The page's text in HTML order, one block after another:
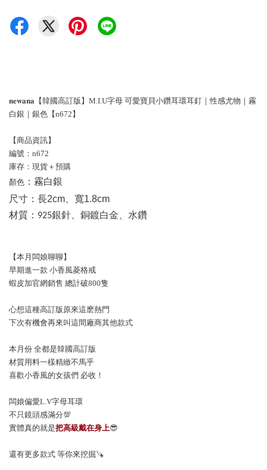
𝐧𝐞𝐰𝐚𝐧𝐚【韓國高訂版】M.I.U字母 可愛寶貝小鑽耳環耳釘｜性感尤物｜霧
白銀｜銀色【n672】
【商品資訊】
編號：n672
庫存：現貨＋預購
顏色 ： 霧白銀
尺寸： 長2cm、寬1.8cm
材質： 925銀針、銅鍍白金、水鑽
【本月闆娘聊聊】
早期進一款 小香風菱格戒
蝦皮加官網銷售 總計破800隻
心想這種高訂版原來這麽熱門
下次有機會再來叫這間廠商其他款式
本月份 全都是韓國高訂版
材質用料一樣精緻不馬乎
喜歡小香風的女孩們 必收！
闆娘偏愛L.V字母耳環
不只鏡頭感滿分💯
實體真的就是把高級戴在身上😎
還有更多款式 等你來挖掘🪚